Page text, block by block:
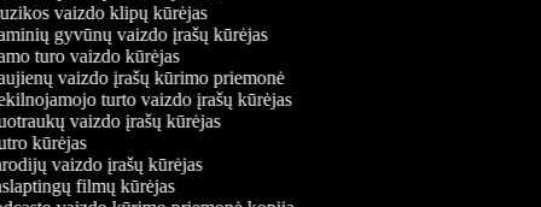
vaizdo klipų kūrėjas
gyvūnų vaizdo įrašų kūrėjas
turo vaizdo kūrėjas
vaizdo įrašų kūrimo priemonė
turto vaizdo įrašų kūrėjas
vaizdo įrašų kūrėjas
kūrėjas
vaizdo įrašų kūrėjas
filmų kūrėjas